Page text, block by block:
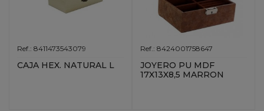
Ref.: 8411473543079
CAJA HEX. NATURAL L
Ref.: 8424001758647
JOYERO PU MDF
17X13X8,5 MARRON